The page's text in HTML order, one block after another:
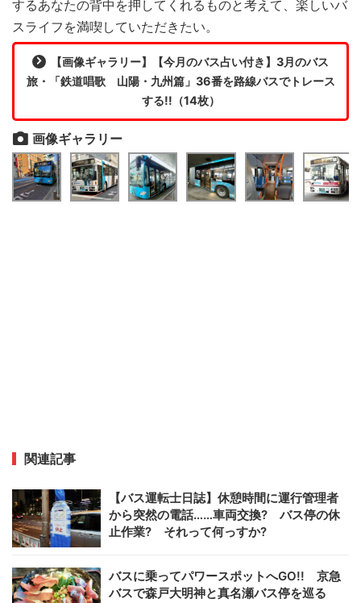
するあなたの背中を押してくれるものと考えて、楽しいバ
スライフを満喫していただきたい。
【画像ギャラリー】【今月のバス占い付き】3月のバス
旅・「鉄道唱歌 山陽・九州篇」36番を路線バスでトレース
する!!（14枚）
画像ギャラリー
関連記事
【バス運転士日誌】休憩時間に運行管理者
から突然の電話……車両交換? バス停の休
止作業? それって何っすか?
バスに乗ってパワースポットへGO!! 京急
バスで森戸大明神と真名瀬バス停を巡る